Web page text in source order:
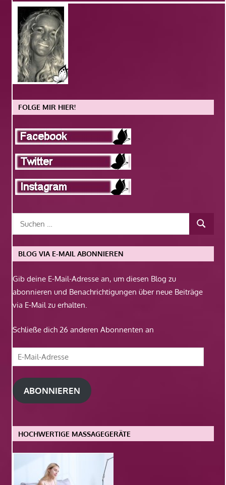
FOLGE MIR HIER!
BLOG VIA E-MAIL ABONNIEREN
Gib deine E-Mail-Adresse an, um diesen Blog zu
abonnieren und Benachrichtigungen über neue Beiträge
via E-Mail zu erhalten.
Schließe dich 26 anderen Abonnenten an
E-
Mail-
Adresse
ABONNIEREN
HOCHWERTIGE MASSAGEGERÄTE